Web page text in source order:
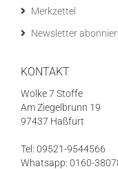
Merkzettel
Newsletter
KONTAKT
Wolke 7 Stoffe
Am Ziegelbrunn 19
97437 Haßfurt
Tel: 09521-9544566
Whatsapp: 0160-